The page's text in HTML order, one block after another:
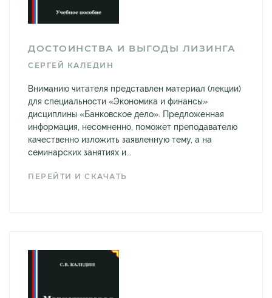
ДОСТОИНСТВА И ВЫГОДЫ ЛИЗИНГА
СЕРГЕЙ КАЛЕДИН
Вниманию читателя представлен материал (лекции)
для специальности «Экономика и финансы»
дисциплины «Банковское дело». Предложенная
информация, несомненно, поможет преподавателю
качественно изложить заявленную тему, а на
семинарских занятиях и...
ПЕРЕЙТИ И СКАЧАТЬ